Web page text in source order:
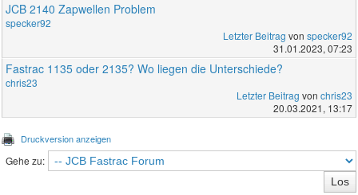
JCB 2140 Zapwellen Problem
specker92
Letzter Beitrag von specker92
31.01.2023, 07:23
Fastrac 1135 oder 2135? Wo liegen die Unterschiede?
chris23
Letzter Beitrag von chris23
20.03.2021, 13:17
Druckversion anzeigen
Gehe zu: